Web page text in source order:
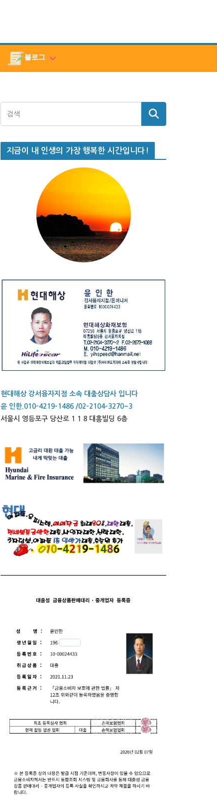
블로그
지금이 내 인생의 가장 행복한 시간입니다!
현대해상 강서융자지점 소속 대출상담사 입니다
윤 인한.010-4219-1486 /02-2104-3270~3
서울시 영등포구 당산로 1 1 8 대흥빌딩 6층